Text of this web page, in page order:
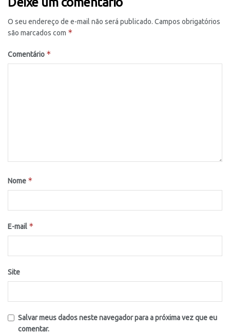
O seu endereço de e-mail não será publicado. Campos obrigatórios
são marcados com *
Comentário *
Nome *
E-mail *
Site
Salvar meus dados neste navegador para a próxima vez que eu
comentar.